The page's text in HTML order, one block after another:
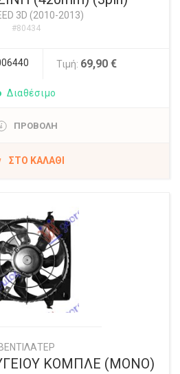
3D (2010-2013)
#80434
Τιμή: 69,90 €
Διαθέσιμο
ΠΡΟΒΟΛΗ
ΣΤΟ ΚΑΛΆΘΙ
ΒΕΝΤΙΛΑΤΕΡ
ΚΟΜΠΛΕ (ΜΟΝΟ)